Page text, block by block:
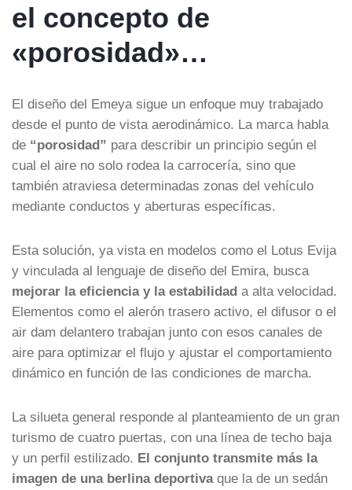
el concepto de
«porosidad»…
El diseño del Emeya sigue un enfoque muy trabajado
desde el punto de vista aerodinámico. La marca habla
de “porosidad” para describir un principio según el
cual el aire no solo rodea la carrocería, sino que
también atraviesa determinadas zonas del vehículo
mediante conductos y aberturas específicas.
Esta solución, ya vista en modelos como el Lotus Evija
y vinculada al lenguaje de diseño del Emira, busca
mejorar la eficiencia y la estabilidad a alta velocidad.
Elementos como el alerón trasero activo, el difusor o el
air dam delantero trabajan junto con esos canales de
aire para optimizar el flujo y ajustar el comportamiento
dinámico en función de las condiciones de marcha.
La silueta general responde al planteamiento de un gran
turismo de cuatro puertas, con una línea de techo baja
y un perfil estilizado. El conjunto transmite más la
imagen de una berlina deportivaque la de un sedán